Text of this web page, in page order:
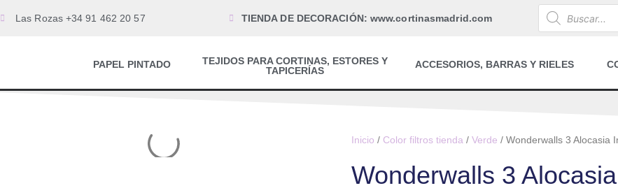
Las Rozas +34 91 462 20 57 TIENDA DE DECORACIÓN: www.cortinasmadrid.com
PAPEL PINTADO
TEJIDOS PARA CORTINAS, ESTORES Y
TAPICERÍAS
ACCESORIOS, BARRAS Y RIELES
Inicio / Color filtros tienda / Verde / Wonderwalls 3 Alocasia
Wonderwalls 3